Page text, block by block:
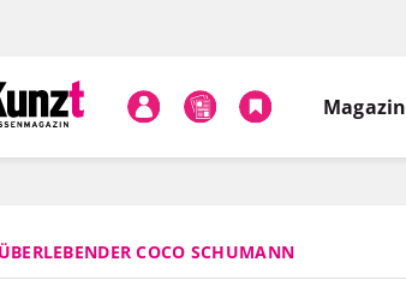
Magazin
COCO SCHUMANN